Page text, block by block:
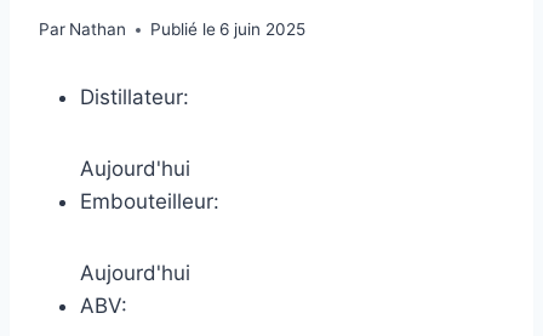
Par Nathan Publié le 6 juin 2025
Distillateur:
Aujourd'hui
Embouteilleur:
Aujourd'hui
ABV: